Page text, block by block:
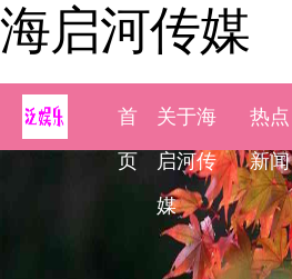
海启河传媒
首
页
关于海
启河传
媒
热点
新闻